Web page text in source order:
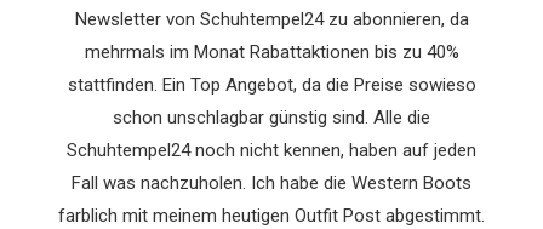
Newsletter von Schuhtempel24 zu abonnieren, da
mehrmals im Monat Rabattaktionen bis zu 40%
stattfinden. Ein Top Angebot, da die Preise sowieso
schon unschlagbar günstig sind. Alle die
Schuhtempel24 noch nicht kennen, haben auf jeden
Fall was nachzuholen. Ich habe die Western Boots
farblich mit meinem heutigen Outfit Post abgestimmt.